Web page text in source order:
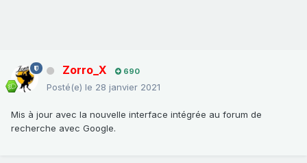
Zorro_X 690
Posté(e) le 28 janvier 2021
Mis à jour avec la nouvelle interface intégrée au forum de
recherche avec Google.